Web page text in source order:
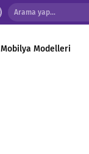
Mobilya Modelleri